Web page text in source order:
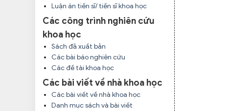
Luận án tiến sĩ/ tiến sĩ khoa học
Các công trình nghiên cứu
khoa học
Sách đã xuất bản
Các bài báo nghiên cứu
Các đề tài khoa học
Các bài viết về nhà khoa học
Các bài viết về nhà khoa học
Danh mục sách và bài viết